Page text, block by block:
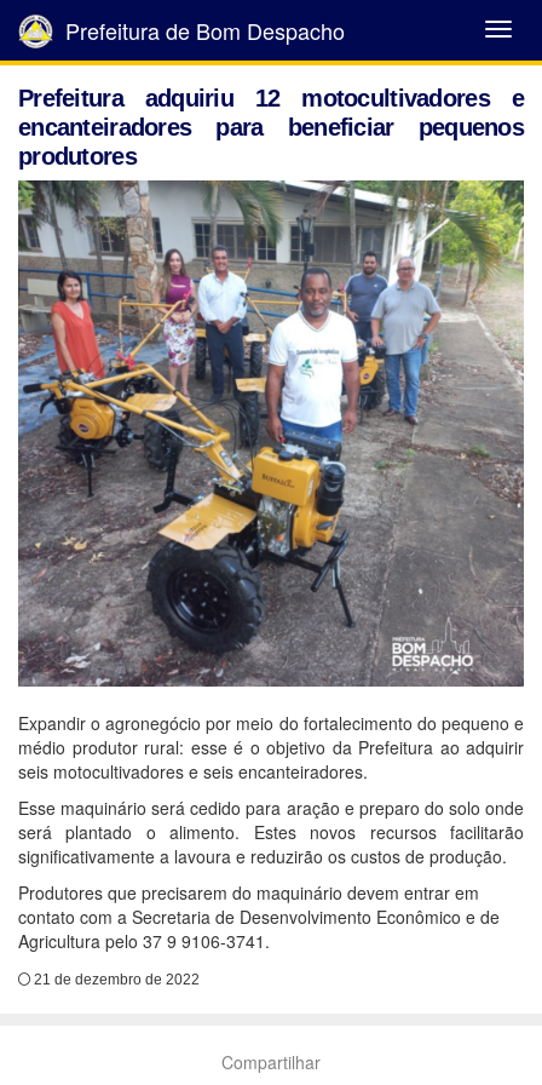
Abrir
Menu
Prefeitura de Bom Despacho
Prefeitura adquiriu 12 motocultivadores e
encanteiradores para beneficiar pequenos
produtores
Expandir o agronegócio por meio do fortalecimento do pequeno e
médio produtor rural: esse é o objetivo da Prefeitura ao adquirir
seis motocultivadores e seis encanteiradores.
Esse maquinário será cedido para aração e preparo do solo onde
será plantado o alimento. Estes novos recursos facilitarão
significativamente a lavoura e reduzirão os custos de produção.
Produtores que precisarem do maquinário devem entrar em
contato com a Secretaria de Desenvolvimento Econômico e de
Agricultura pelo 37 9 9106-3741.
21 de dezembro de 2022
Compartilhar